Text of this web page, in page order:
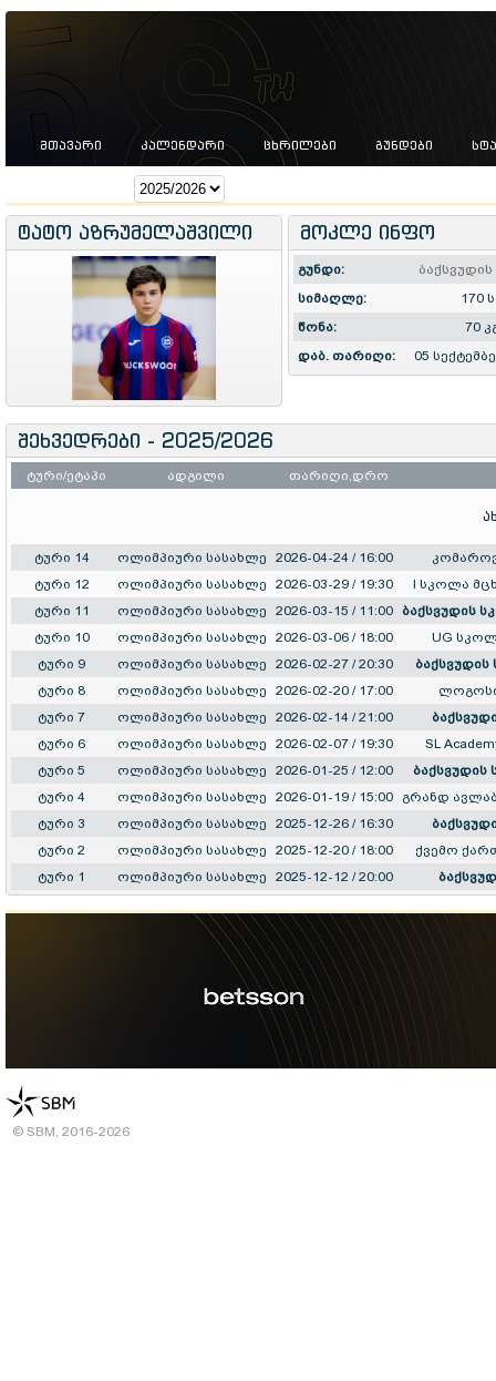
ᲛᲗᲐᲕᲐᲠᲘ ᲙᲐᲚᲔᲜᲓᲐᲠᲘ ᲪᲮᲠᲘᲚᲔᲑᲘ ᲒᲣᲜᲓᲔᲑᲘ
ტატო აზრუმელაშვილი მოკლე ინფო
გუნდი:
სიმაღლე:
170
წონა:
70
დაბ. თარიღი:
05
შეხვედრები - 2025/2026
ტური/ეტაპი ადგილი თარიღი,დრო
ტური 14 ოლიმპიური სასახლე 2026-04-24 / 16:00
ტური 12
ოლიმპიური სასახლე 2026-03-29 / 19:30
I სკოლა
ტური 11
ოლიმპიური სასახლე 2026-03-15 / 11:00
ბაქსვუდის
ტური 10
ოლიმპიური სასახლე 2026-03-06 / 18:00
UG
ტური 9
ოლიმპიური სასახლე 2026-02-27 / 20:30
ტური 8
ოლიმპიური სასახლე 2026-02-20 / 17:00
ტური 7
ოლიმპიური სასახლე 2026-02-14 / 21:00
ტური 6
ოლიმპიური სასახლე 2026-02-07 / 19:30
SL
ტური 5
ოლიმპიური სასახლე 2026-01-25 / 12:00
ბაქსვუდის
ტური 4
ოლიმპიური სასახლე 2026-01-19 / 15:00
გრანდ
ტური 3
ოლიმპიური სასახლე 2025-12-26 / 16:30
ტური 2
ოლიმპიური სასახლე 2025-12-20 / 18:00
ქვემო
ტური 1
ოლიმპიური სასახლე 2025-12-12 / 20:00
© SBM, 2016-2026